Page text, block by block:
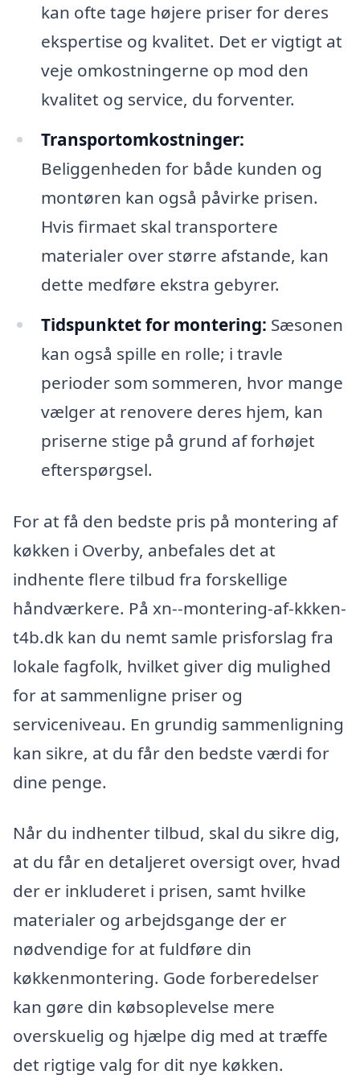
kan ofte tage højere priser for deres
ekspertise og kvalitet. Det er vigtigt at
veje omkostningerne op mod den
kvalitet og service, du forventer.
Transportomkostninger:
Beliggenheden for både kunden og
montøren kan også påvirke prisen.
Hvis firmaet skal transportere
materialer over større afstande, kan
dette medføre ekstra gebyrer.
Tidspunktet for montering: Sæsonen
kan også spille en rolle; i travle
perioder som sommeren, hvor mange
vælger at renovere deres hjem, kan
priserne stige på grund af forhøjet
efterspørgsel.
For at få den bedste pris på montering af
køkken i Overby, anbefales det at
indhente flere tilbud fra forskellige
håndværkere. På xn--montering-af-kkken-
t4b.dk kan du nemt samle prisforslag fra
lokale fagfolk, hvilket giver dig mulighed
for at sammenligne priser og
serviceniveau. En grundig sammenligning
kan sikre, at du får den bedste værdi for
dine penge.
Når du indhenter tilbud, skal du sikre dig,
at du får en detaljeret oversigt over, hvad
der er inkluderet i prisen, samt hvilke
materialer og arbejdsgange der er
nødvendige for at fuldføre din
køkkenmontering. Gode forberedelser
kan gøre din købsoplevelse mere
overskuelig og hjælpe dig med at træffe
det rigtige valg for dit nye køkken.